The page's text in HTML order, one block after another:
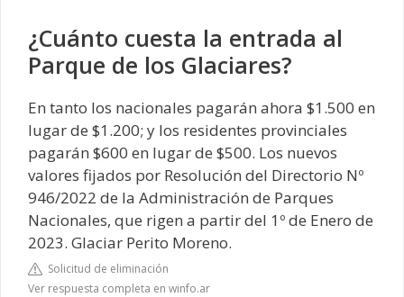
¿Cuánto cuesta la entrada al
Parque de los Glaciares?
En tanto los nacionales pagarán ahora $1.500 en
lugar de $1.200; y los residentes provinciales
pagarán $600 en lugar de $500. Los nuevos
valores fijados por Resolución del Directorio Nº
946/2022 de la Administración de Parques
Nacionales, que rigen a partir del 1º de Enero de
2023. Glaciar Perito Moreno.
Solicitud de eliminación
Ver respuesta completa en winfo.ar